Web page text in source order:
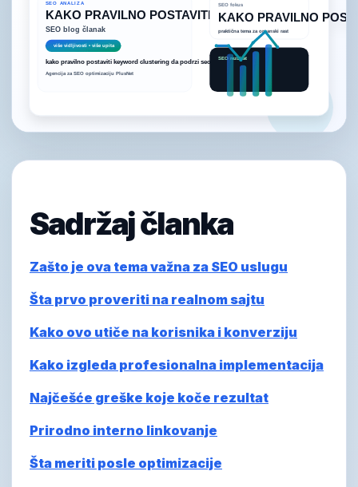
Sadržaj članka
Zašto je ova tema važna za SEO uslugu
Šta prvo proveriti na realnom sajtu
Kako ovo utiče na korisnika i konverziju
Kako izgleda profesionalna implementacija
Najčešće greške koje koče rezultat
Prirodno interno linkovanje
Šta meriti posle optimizacije